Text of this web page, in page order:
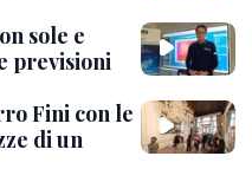
sole e
previsioni
Fini con le
di un